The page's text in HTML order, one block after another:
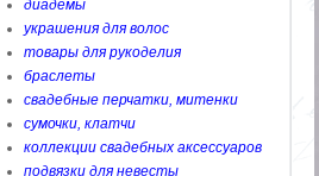
диадемы
украшения для волос
товары для рукоделия
браслеты
свадебные перчатки, митенки
сумочки, клатчи
коллекции свадебных аксессуаров
подвязки для невесты